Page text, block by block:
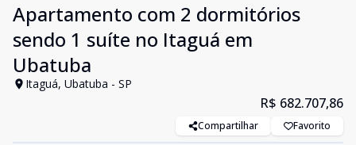
Apartamento com 2 dormitórios
sendo 1 suíte no Itaguá em
Ubatuba
Itaguá, Ubatuba - SP
R$ 682.707,86
Compartilhar Favorito